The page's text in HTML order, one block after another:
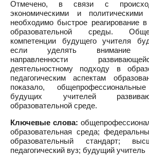
Отмечено, в связи с
экономическими и политическими
необходимо быстрое реагирование
образовательной среды.
компетенции будущего учителя
если уделять внимание
направленности
деятельностному подходу в
педагогическим аспектам
показало,
будущих учителей
образовательной среде.
Ключевые слова:
образовательная среда;
образовательный стандарт;
педагогический вуз; будущий учитель